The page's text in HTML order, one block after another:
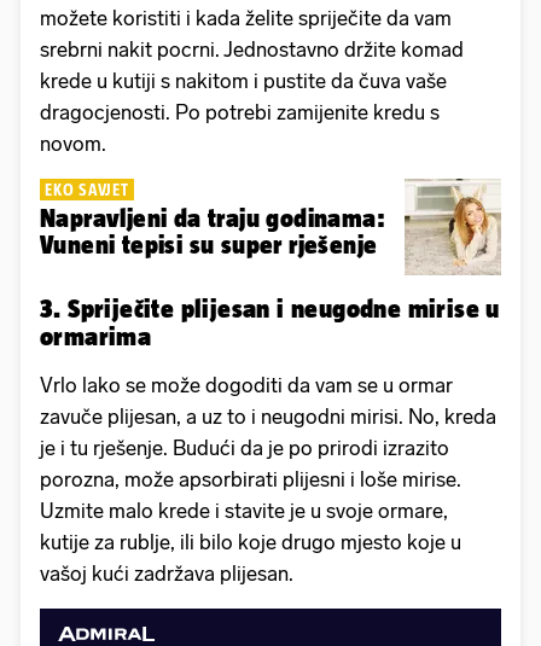
možete koristiti i kada želite spriječite da vam
srebrni nakit pocrni. Jednostavno držite komad
krede u kutiji s nakitom i pustite da čuva vaše
dragocjenosti. Po potrebi zamijenite kredu s
novom.
EKO SAVJET
Napravljeni da traju godinama:
Vuneni tepisi su super rješenje
3. Spriječite plijesan i neugodne mirise u
ormarima
Vrlo lako se može dogoditi da vam se u ormar
zavuče plijesan, a uz to i neugodni mirisi. No, kreda
je i tu rješenje. Budući da je po prirodi izrazito
porozna, može apsorbirati plijesni i loše mirise.
Uzmite malo krede i stavite je u svoje ormare,
kutije za rublje, ili bilo koje drugo mjesto koje u
vašoj kući zadržava plijesan.